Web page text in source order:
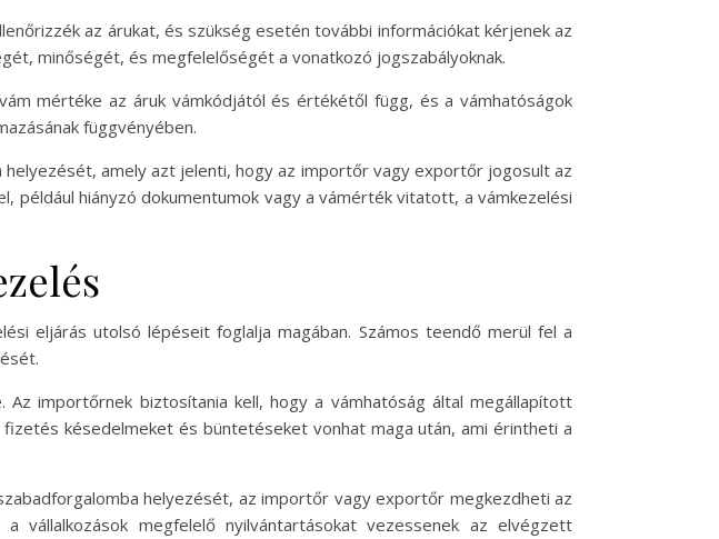
az árukat, és szükség esetén további információkat kérjenek az
minőségét, és megfelelőségét a vonatkozó jogszabályoknak.
mértéke az áruk vámkódjától és értékétől függ, és a vámhatóságok
függvényében.
amely azt jelenti, hogy az importőr vagy exportőr jogosult az
például hiányzó dokumentumok vagy a vámérték vitatott, a vámkezelési
eljárás utolsó lépéseit foglalja magában. Számos teendő merül fel a
importőrnek biztosítania kell, hogy a vámhatóság által megállapított
késedelmeket és büntetéseket vonhat maga után, ami érintheti a
helyezését, az importőr vagy exportőr megkezdheti az
megfelelő nyilvántartásokat vezessenek az elvégzett